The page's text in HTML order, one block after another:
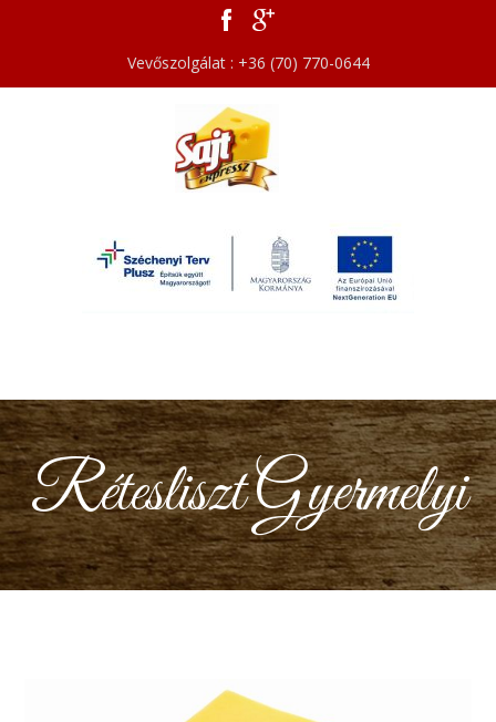
Vevőszolgálat : +36 (70) 770-0644
Rétesliszt Gyermelyi